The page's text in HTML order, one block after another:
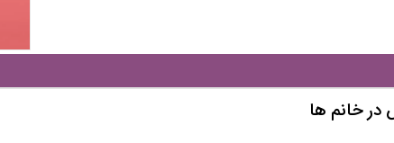
خانم ها